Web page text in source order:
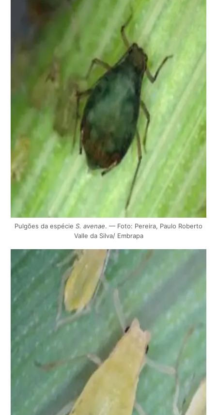
Pulgões da espécie S. avenae. — Foto: Pereira, Paulo Roberto
Valle da Silva/ Embrapa